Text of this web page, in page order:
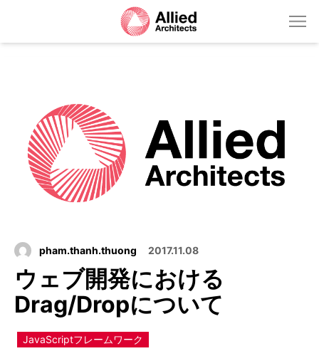
pham.thanh.thuong 2017.11.08
ウェブ開発における
Drag/Dropについて
JavaScriptフレームワーク